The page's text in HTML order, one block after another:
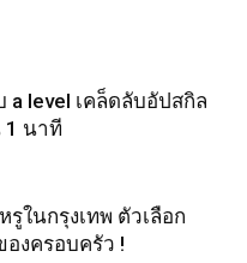
a level เคล็ดลับอัปสกิล
1 นาที
ในกรุงเทพ ตัวเลือก
งครอบครัว !